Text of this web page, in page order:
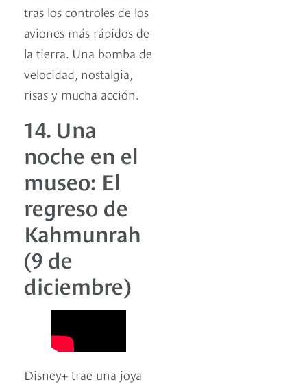
tras los controles de los
aviones más rápidos de
la tierra. Una bomba de
velocidad, nostalgia,
risas y mucha acción.
14. Una
noche en el
museo: El
regreso de
Kahmunrah
(9 de
diciembre)
Disney+ trae una joya